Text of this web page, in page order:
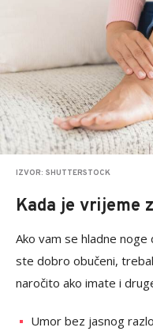
IZVOR: SHUTTERSTOCK
Kada je vrijeme
Ako vam se hladne
ste dobro obučeni,
naročito ako imate i
Umor bez jasnog